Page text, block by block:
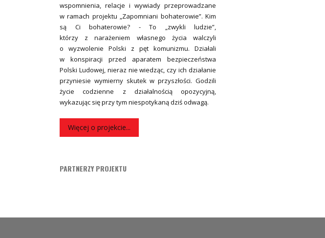
wspomnienia, relacje i wywiady przeprowadzane
w ramach projektu „Zapomniani bohaterowie”. Kim
są Ci bohaterowie? - To „zwykli ludzie”,
którzy z narażeniem własnego życia walczyli
o wyzwolenie Polski z pęt komunizmu. Działali
w konspiracji przed aparatem bezpieczeństwa
Polski Ludowej, nieraz nie wiedząc, czy ich działanie
przyniesie wymierny skutek w przyszłości. Godzili
życie codzienne z działalnością opozycyjną,
wykazując się przy tym niespotykaną dziś odwagą.
Więcej o projekcie...
PARTNERZY PROJEKTU